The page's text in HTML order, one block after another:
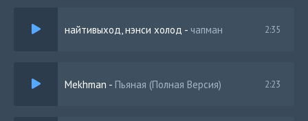
найтивыход, нэнси холод - чапман 2:35
Mekhman - Пьяная (Полная Версия) 2:23